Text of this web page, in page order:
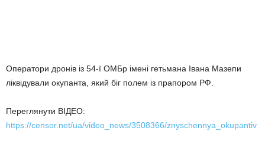
Оператори дронів із 54-ї ОМБр імені гетьмана Івана Мазепи
ліквідували окупанта, який біг полем із прапором РФ.
Переглянути ВІДЕО:
https://censor.net/ua/video_news/3508366/znyschennya_okupantiv